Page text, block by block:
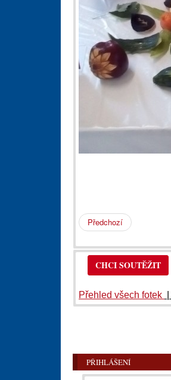
Předchozí
CHCI SOUTĚŽIT
Přehled všech fotek
PŘIHLÁŠENÍ